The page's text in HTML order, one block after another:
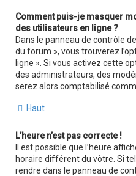
Comment puis-je masquer
des utilisateurs en ligne ?
Dans le panneau de contrôle
du forum », vous trouverez
ligne ». Si vous activez cette
des administrateurs, des
serez alors comptabilisé
Haut
L’heure n’est pas correcte !
Il est possible que l’heure
horaire différent du vôtre. Si
rendre dans le panneau de